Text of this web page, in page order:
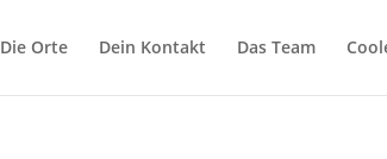
Die Orte Dein Kontakt Das Team